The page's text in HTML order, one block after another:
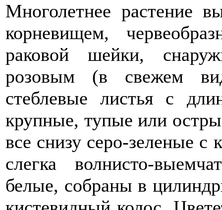
Многолетнее растение
корневищем,
раковой шейки,
розовым (в свежем
стеблевые листья с
крупные, тупые или
все снизу серо-зеленые с
слегка волнисто-
белые, собраны в